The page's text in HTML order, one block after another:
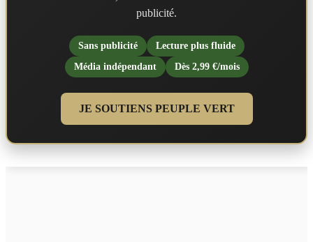
publicité.
Sans publicité
Lecture plus fluide
Média indépendant
Dès 2,99 €/mois
JE SOUTIENS PEUPLE VERT